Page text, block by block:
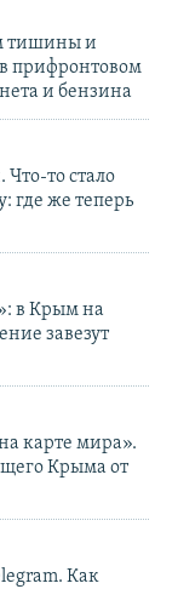
тишины и
прифронтовом
и бензина
то стало
где же теперь
в Крым на
завезут
карте мира».
Крыма от
Как